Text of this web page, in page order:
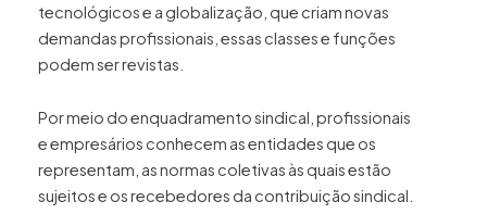
tecnológicos e a globalização, que criam novas
demandas profissionais, essas classes e funções
podem ser revistas.
Por meio do enquadramento sindical, profissionais
e empresários conhecem as entidades que os
representam, as normas coletivas às quais estão
sujeitos e os recebedores da contribuição sindical.